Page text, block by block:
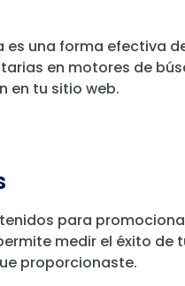
una forma efectiva
en motores de
en tu sitio web.
para
medir el éxito
proporcionaste.